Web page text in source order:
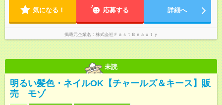
気になる！ 応募する 詳細へ
掲載元企業名 株式会社ＦａｓｔＢｅａｕｔｙ
未読
明るい髪色・ネイルOK【チャールズ＆キース】販
売 モゾ